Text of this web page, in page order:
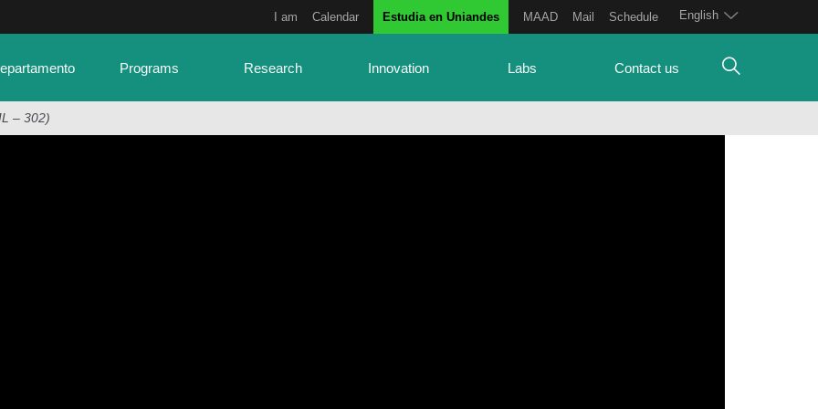
English
I am Calendar Estudia en Uniandes MAAD Mail Schedule
Programs Research Innovation Labs Contact us
– 302)